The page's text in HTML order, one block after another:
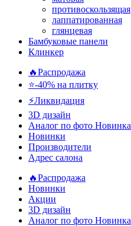
противоскользящая
лаппатированная
глянцевая
Бамбуковые панели
Клинкер
🔥Распродажа
⭐-40% на плитку
⚡️Ликвидация
3D дизайн
Аналог по фото Новинка
Новинки
Производители
Адрес салона
🔥Распродажа
Новинки
Акции
3D дизайн
Аналог по фото Новинка